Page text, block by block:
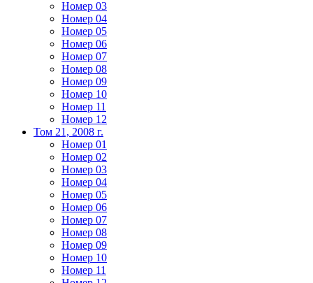
Номер 03
Номер 04
Номер 05
Номер 06
Номер 07
Номер 08
Номер 09
Номер 10
Номер 11
Номер 12
Том 21, 2008 г.
Номер 01
Номер 02
Номер 03
Номер 04
Номер 05
Номер 06
Номер 07
Номер 08
Номер 09
Номер 10
Номер 11